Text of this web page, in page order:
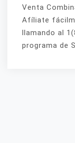
Venta
Afíliate
llamando al
programa de